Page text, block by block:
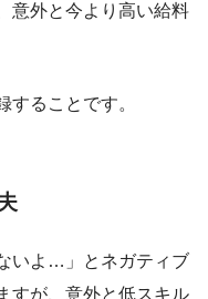
意外と今より高い給料
することです。
いよ…」とネガティブ
すが、意外と低スキル